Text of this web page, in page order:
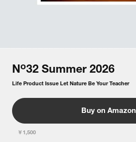
No32 Summer 2026
Life Product Issue Let Nature Be Your Teacher
Buy on Amazon
￥1,500